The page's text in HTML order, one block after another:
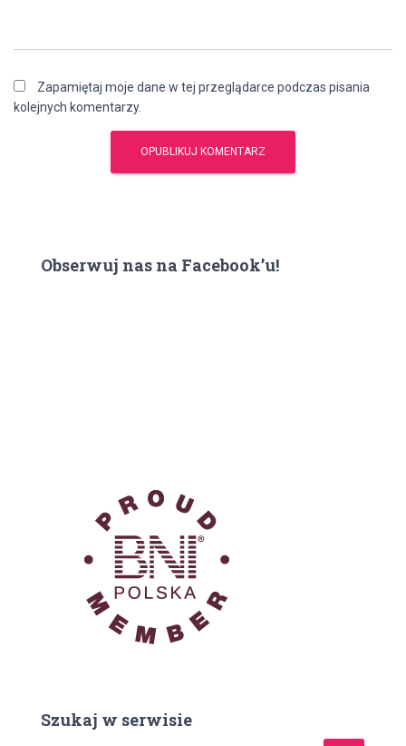
Zapamiętaj moje dane w tej przeglądarce podczas pisania
kolejnych komentarzy.
Obserwuj nas na Facebook’u!
Szukaj w serwisie